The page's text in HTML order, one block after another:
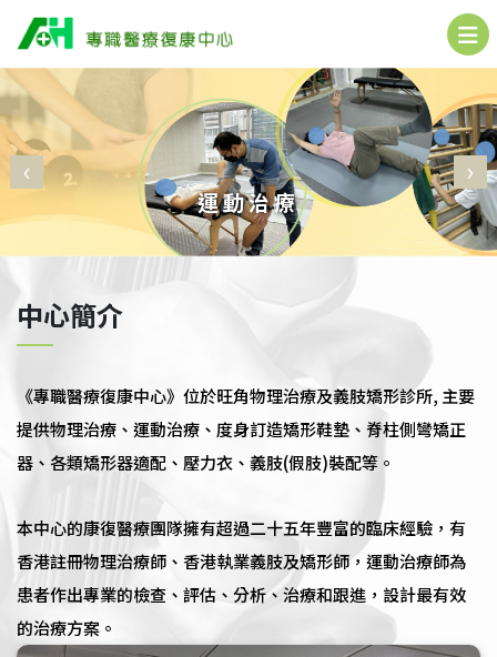
運動治療
‹ ›
中心簡介
《專職醫療復康中心》位於旺角物理治療及義肢矯形診所, 主要
提供物理治療、運動治療、度身訂造矯形鞋墊、脊柱側彎矯正
器、各類矯形器適配、壓力衣、義肢(假肢)裝配等。
本中心的康復醫療團隊擁有超過二十五年豐富的臨床經驗，有
香港註冊物理治療師、香港執業義肢及矯形師，運動治療師為
患者作出專業的檢查、評估、分析、治療和跟進，設計最有效
的治療方案。